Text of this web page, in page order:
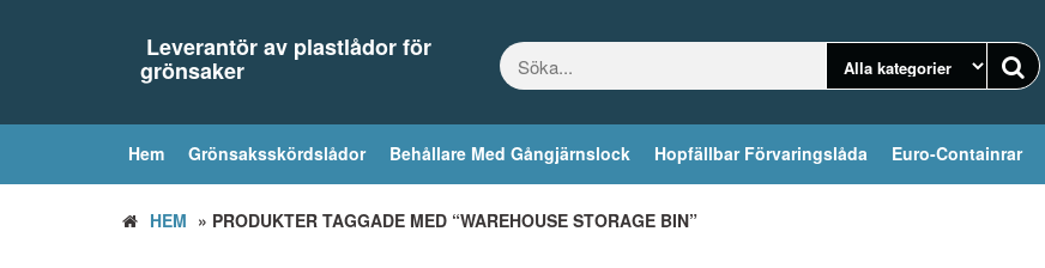
Leverantör av plastlådor för
grönsaker
Hem Grönsaksskördslådor Behållare Med Gångjärnslock Hopfällbar Förvaringslåda Euro-Containrar
HEM » PRODUKTER TAGGADE MED “WAREHOUSE STORAGE BIN”